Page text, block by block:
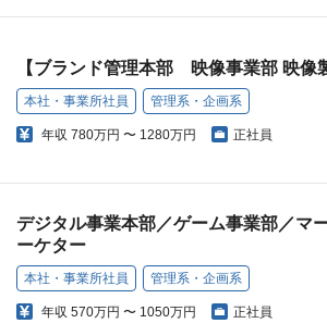
【ブランド管理本部 映像事業部 映像
本社・事業所社員 管理系・企画系
年収 780万円 〜 1280万円 正社員
デジタル事業本部／ゲーム事業部／マ
ーケター
本社・事業所社員 管理系・企画系
年収 570万円 〜 1050万円 正社員